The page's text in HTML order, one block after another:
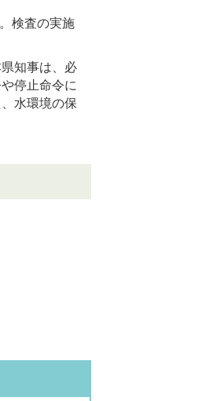
検査の実施
知事は、必
停止命令に
水環境の保